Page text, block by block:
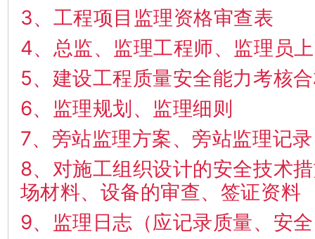
3、工程项目监理资格审查表
4、总监、监理工程师、监理
5、建设工程质量安全能力考
6、监理规划、监理细则
7、旁站监理方案、旁站监理
8、对施工组织设计的安全技术
场材料、设备的审查、签证资料
9、监理日志（应记录质量、安